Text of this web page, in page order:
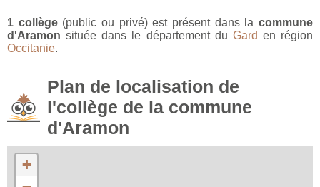
1 collège(public ou privé) est présent dans lacommune
d'Aramon située dans le département du Gard en région
Occitanie.
Plan de localisation de
l'collège de la commune
d'Aramon
+